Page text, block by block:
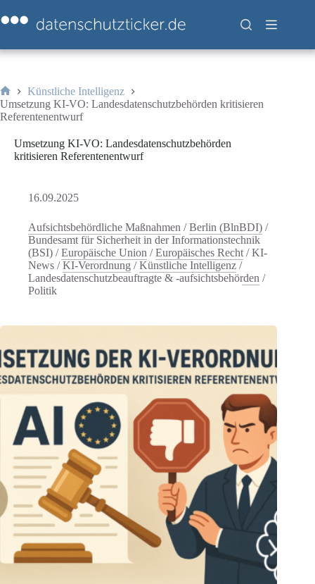
Inhalt
springen
Start
Künstliche Intelligenz
Umsetzung KI-VO: Landesdatenschutzbehörden kritisieren
Referentenentwurf
Umsetzung KI-VO: Landesdatenschutzbehörden
kritisieren Referentenentwurf
16.09.2025
Aufsichtsbehördliche Maßnahmen /Berlin (BlnBDI) /
Bundesamt für Sicherheit in der Informationstechnik
(BSI) /Europäische Union /Europäisches Recht /KI-
News /KI-Verordnung /Künstliche Intelligenz /
Landesdatenschutzbeauftragte & -aufsichtsbehörden /
Politik